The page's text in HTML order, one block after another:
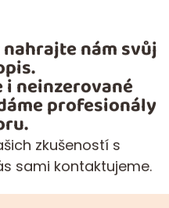
nám svůj
neinzerované
profesionály
zkušeností s
sami kontaktujeme.